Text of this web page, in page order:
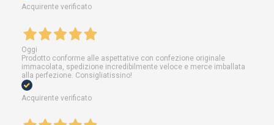
Acquirente verificato
Oggi
Prodotto conforme alle aspettative con confezione originale
immacolata, spedizione incredibilmente veloce e merce imballata
alla perfezione. Consigliatissino!
Acquirente verificato